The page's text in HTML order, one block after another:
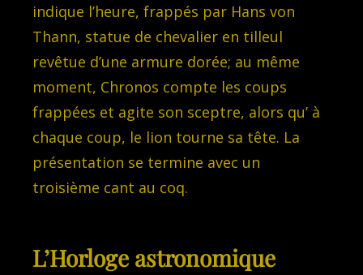
indique l’heure, frappés par Hans von
Thann, statue de chevalier en tilleul
revêtue d’une armure dorée; au même
moment, Chronos compte les coups
frappées et agite son sceptre, alors qu’ à
chaque coup, le lion tourne sa tête. La
présentation se termine avec un
troisième cant au coq.
L’Horloge astronomique